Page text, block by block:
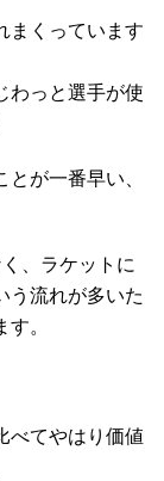
まくっています
わっと選手が使
が一番早い、
、ラケットに
う流れが多いた
。
べてやはり価値